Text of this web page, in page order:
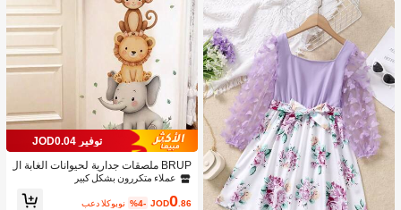
توفير JOD0.04
BRUP ملصقات جدارية لحيوانات الغابة ال
جميلة المائية - ملصقات لاصقة ذاتية اللص
مناسبة لديكور غرفة الأولاد / ديكور غرفة ا
عملاء متكررون بشكل كبير
JOD0.86
%4- بعد الكوبون